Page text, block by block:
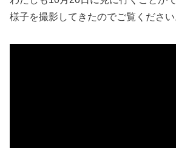
様子を撮影してきたのでご覧ください